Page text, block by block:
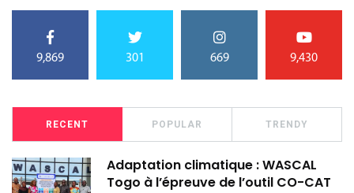
9,869 301 669 9,430
RECENT POPULAR TRENDY
Adaptation climatique : WASCAL
Togo à l’épreuve de l’outil CO-CAT